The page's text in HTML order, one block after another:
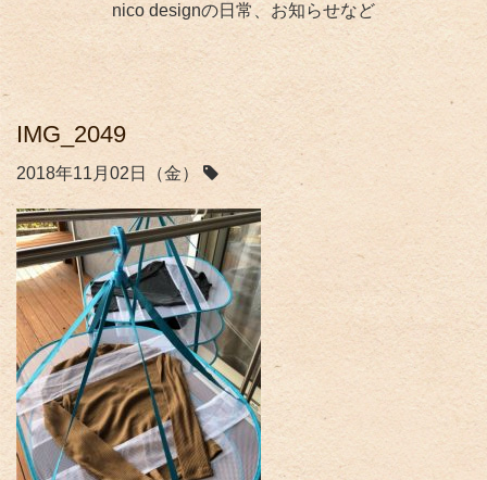
nico designの日常、お知らせなど
IMG_2049
2018年11月02日（金）